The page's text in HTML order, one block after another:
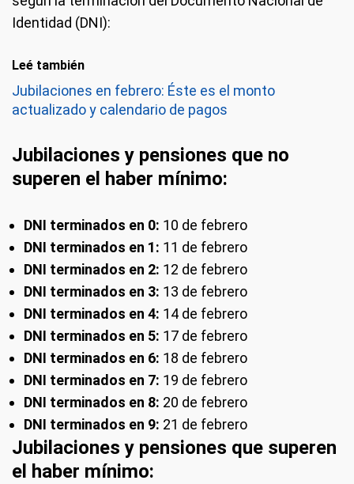
Identidad (DNI):
Leé también
Jubilaciones en febrero: Éste es el monto
actualizado y calendario de pagos
Jubilaciones y pensiones que no
superen el haber mínimo:
DNI terminados en 0: 10 de febrero
DNI terminados en 1: 11 de febrero
DNI terminados en 2: 12 de febrero
DNI terminados en 3: 13 de febrero
DNI terminados en 4: 14 de febrero
DNI terminados en 5: 17 de febrero
DNI terminados en 6: 18 de febrero
DNI terminados en 7: 19 de febrero
DNI terminados en 8: 20 de febrero
DNI terminados en 9: 21 de febrero
Jubilaciones y pensiones que superen
el haber mínimo: